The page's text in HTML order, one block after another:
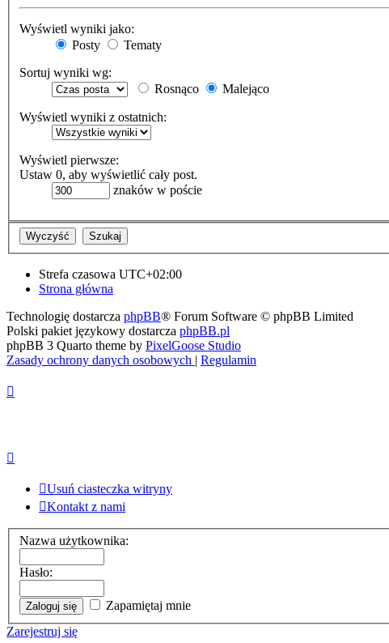
Wyświetl wyniki jako:
Posty
Tematy
Sortuj wyniki wg:
Rosnąco
Malejąco
Wyświetl wyniki z ostatnich:
Wyświetl pierwsze:
Ustaw 0, aby wyświetlić cały post.
znaków w poście
Strefa czasowa UTC+02:00
Strona główna
Technologię dostarcza phpBB® Forum Software © phpBB Limited
Polski pakiet językowy dostarcza phpBB.pl
phpBB 3 Quarto theme by PixelGoose Studio
Zasady ochrony danych osobowych | Regulamin
Usuń ciasteczka witryny
Kontakt z nami
Nazwa użytkownika:
Hasło:
Zapamiętaj mnie
Zarejestruj się